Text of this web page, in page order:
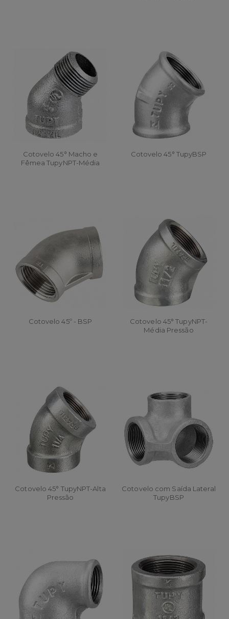
Cotovelo 45° Macho e
Fêmea TupyNPT-Média
Cotovelo 45° TupyBSP
Cotovelo 45º - BSP
Cotovelo 45° TupyNPT-
Média Pressão
Cotovelo 45° TupyNPT-Alta
Pressão
Cotovelo com Saída Lateral
TupyBSP